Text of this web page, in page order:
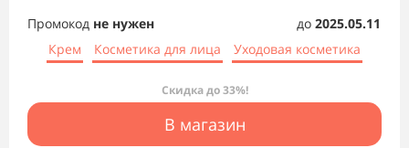
Промокод не нужен до 2025.05.11
Крем
Косметика для лица Уходовая косметика
Скидка до 33%!
В магазин